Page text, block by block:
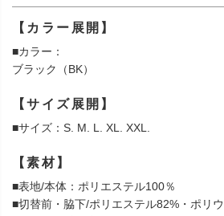
【カラー展開】
■カラー：
ブラック（BK）
【サイズ展開】
■サイズ：S. M. L. XL. XXL.
【素材】
■表地/本体：ポリエステル100％
■切替前・脇下/ポリエステル82%・ポリ